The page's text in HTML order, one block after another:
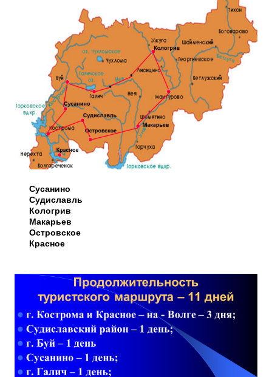
Сусанино
Судиславль
Кологрив
Макарьев
Островское
Красное